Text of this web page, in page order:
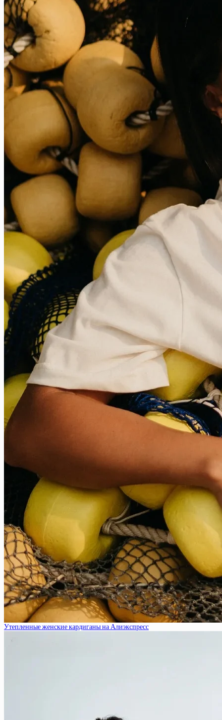
Утепленные женские кардиганы на Алиэкспресс